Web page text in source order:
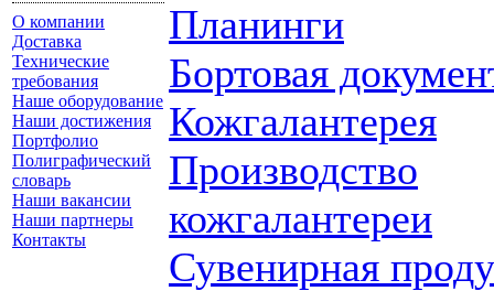
О компании
Доставка
Технические
требования
Наше оборудование
Наши достижения
Портфолио
Полиграфический
словарь
Наши вакансии
Наши партнеры
Контакты
Планинги
Бортовая
Кожгалантерея
Производство
кожгалантереи
Сувенирная